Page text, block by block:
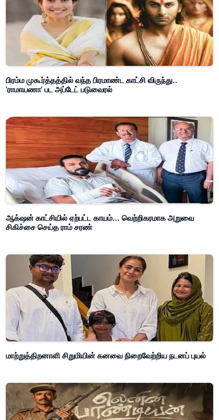
பிரம்ம முகூர்த்தத்தில் வந்த பிரமாண்ட காட்சி விருந்து..
'ராமாயணா' பட அப்டேட் படுவைரல்
ஆக்‌ஷன் காட்சியில் ஏற்பட்ட காயம்... வெற்றிகரமாக அறுவை
சிகிச்சை செய்த ராம் சரண்
மாற்றுத்திறனாளி சிறுமியின் கனவை நிறைவேற்றிய நடனப் புயல்